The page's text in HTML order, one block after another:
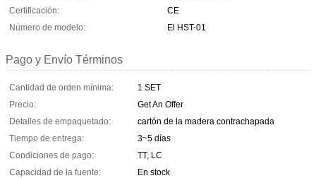
Certificación:
CE
Número de modelo:
El HST-01
Pago y Envío Términos
Cantidad de orden mínima:
1 SET
Precio:
Get An Offer
Detalles de empaquetado:
cartón de la madera contrachapada
Tiempo de entrega:
3~5 días
Condiciones de pago:
TT, LC
Capacidad de la fuente:
En stock